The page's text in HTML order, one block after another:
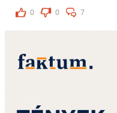
0
0 7